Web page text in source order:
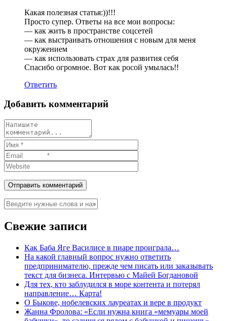
Какая полезная статья:))!!!
Просто супер. Ответы на все мои вопросы:
— как жить в пространстве соцсетей
— как выстраивать отношения с новым для меня
окружением
— как использовать страх для развития себя
Спасибо огромное. Вот как росой умылась!!
Ответить
Добавить комментарий
Свежие записи
Как Баба Яге Василисе в пиаре проиграла…
На какой главный вопрос нужно ответить
предпринимателю, прежде чем писать или заказывать
текст для бизнеса. Интервью с Майей Богдановой
Для тех, кто заблудился в море контента и потерял
направление… Карта!
О Быкове, нобелевских лауреатах и вере в продукт
Жанна Фролова: «Если нужна книга «мемуары моей